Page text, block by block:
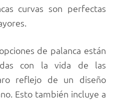
curvas son perfectas
de palanca están
con la vida de las
reflejo de un diseño
Esto también incluye a